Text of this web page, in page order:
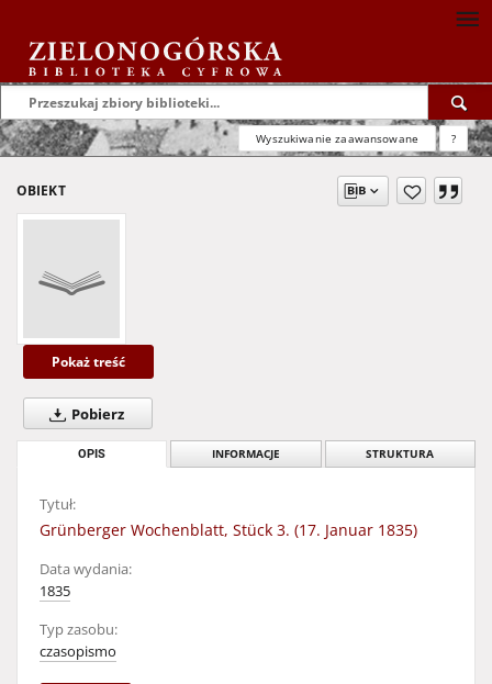
Wyszukiwanie zaawansowane ?
OBIEKT
Pokaż treść
Pobierz
OPIS INFORMACJE STRUKTURA
Tytuł:
Grünberger Wochenblatt, Stück 3. (17. Januar 1835)
Data wydania:
1835
Typ zasobu:
czasopismo